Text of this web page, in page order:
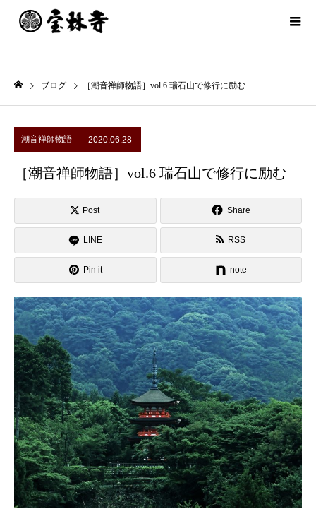
ブログ ［潮音禅師物語］vol.6 瑞石山で修行に励む
潮音禅師物語 2020.06.28
［潮音禅師物語］vol.6 瑞石山で修行に励む
Post Share
LINE RSS
Pin it note